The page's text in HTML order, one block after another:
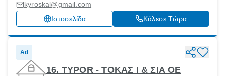
kyroskal@gmail.com
Ιστοσελίδα
Κάλεσε Τώρα
Ad
16. TYPOR - ΤΟΚΑΣ Ι & ΣΙΑ ΟΕ